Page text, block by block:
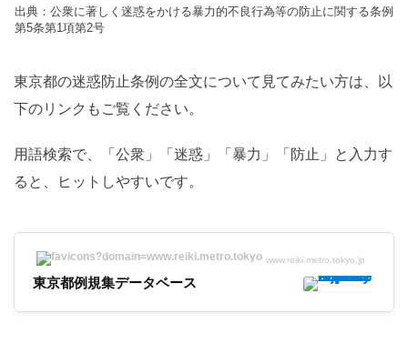
出典：公衆に著しく迷惑をかける暴力的不良行為等の防止に関する条例
第5条第1項第2号
東京都の迷惑防止条例の全文について見てみたい方は、以
下のリンクもご覧ください。
用語検索で、「公衆」「迷惑」「暴力」「防止」と入力す
ると、ヒットしやすいです。
www.reiki.metro.tokyo.jp
東京都例規集データベース